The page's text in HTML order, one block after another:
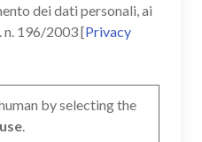
dei dati personali, ai
n. 196/2003 [Privacy
by selecting the
.